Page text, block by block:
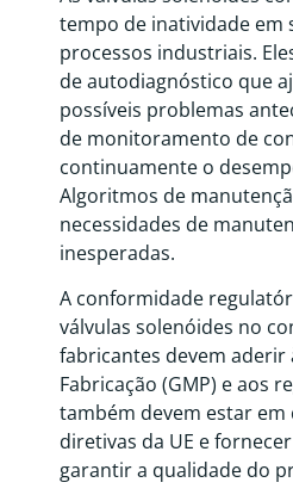
tempo de inatividade em
processos industriais.
de autodiagnóstico que
possíveis problemas
de monitoramento de
continuamente o
Algoritmos de
necessidades de
inesperadas.
A conformidade
válvulas solenóides no
fabricantes devem aderir
Fabricação (GMP) e aos
também devem estar
diretivas da UE e
garantir a qualidade do